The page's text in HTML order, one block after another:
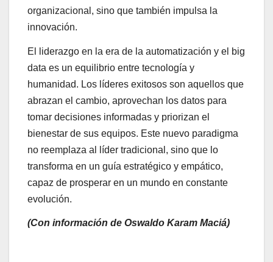
organizacional, sino que también impulsa la
innovación.
El liderazgo en la era de la automatización y el big
data es un equilibrio entre tecnología y
humanidad. Los líderes exitosos son aquellos que
abrazan el cambio, aprovechan los datos para
tomar decisiones informadas y priorizan el
bienestar de sus equipos. Este nuevo paradigma
no reemplaza al líder tradicional, sino que lo
transforma en un guía estratégico y empático,
capaz de prosperar en un mundo en constante
evolución.
(Con información de Oswaldo Karam Maciá)